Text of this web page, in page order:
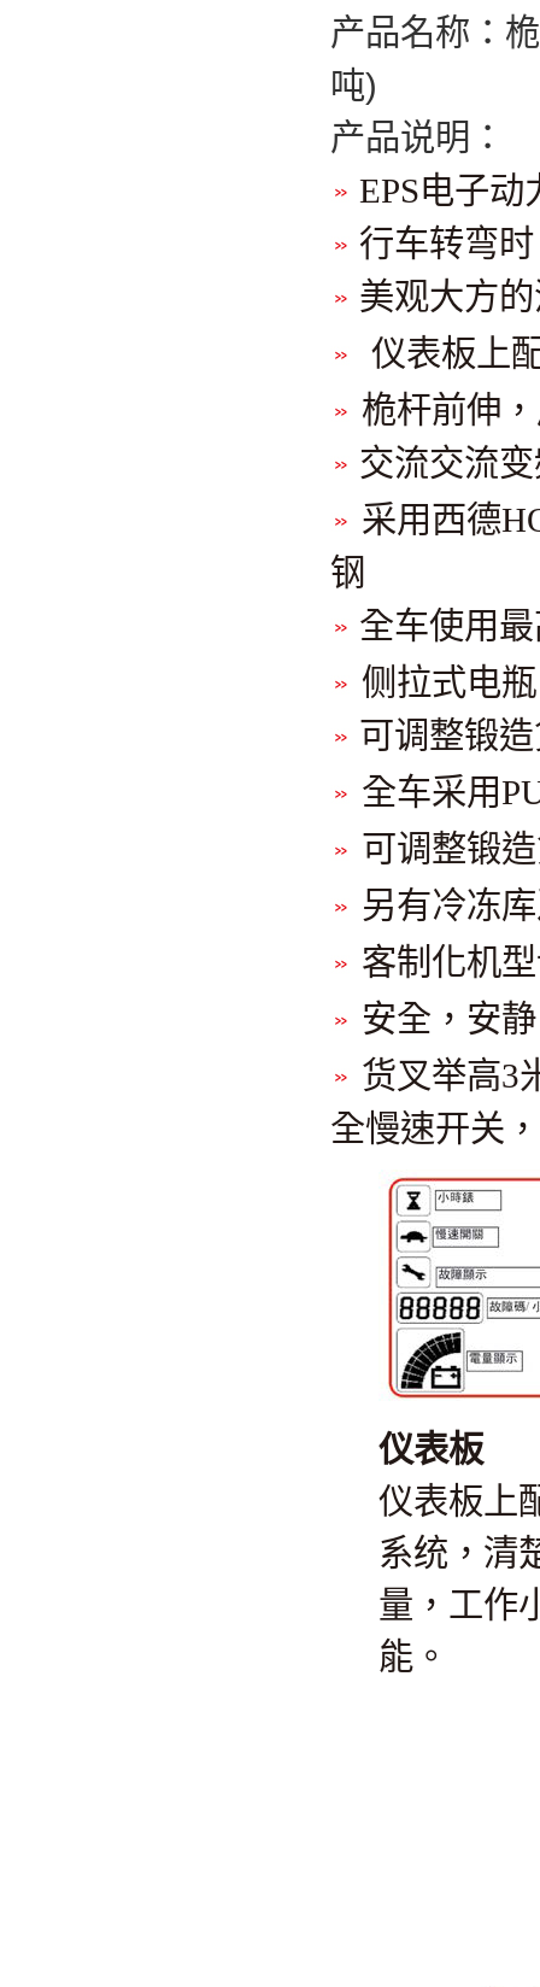
产品名称：
吨)
产品说明：
EPS电子
行车转弯
美观大方
仪表板上
桅杆前伸
交流交流
采用西德
钢
全车使用
侧拉式电
可调整锻
全车采用
可调整锻
另有冷冻
客制化机
安全，安
货叉举高3
全慢速开关
仪表板
仪表板上
系统，清
量，工作
能。